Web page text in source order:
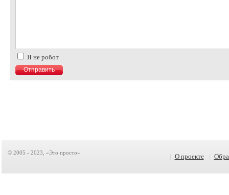
Я не робот
© 2005 - 2023, «Это просто» О проекте